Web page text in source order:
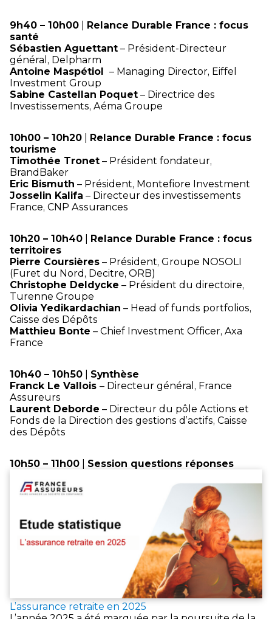
9h40 – 10h00
Relance Durable France : focus
santé
Sébastien Aguettant – Président-Directeur
général, Delpharm
Antoine Maspétiol – Managing Director, Eiffel
Investment Group
Sabine Castellan Poquet – Directrice des
Investissements, Aéma Groupe
10h00 – 10h20
Relance Durable France : focus
tourisme
Timothée Tronet – Président fondateur,
BrandBaker
Eric Bismuth – Président, Montefiore Investment
Josselin Kalifa – Directeur des investissements
France, CNP Assurances
10h20 – 10h40
Relance Durable France : focus
territoires
Pierre Coursières – Président, Groupe NOSOLI
(Furet du Nord, Decitre, ORB)
Christophe Deldycke – Président du directoire,
Turenne Groupe
Olivia Yedikardachian – Head of funds portfolios,
Caisse des Dépôts
Matthieu Bonte – Chief Investment Officer, Axa
France
10h40 – 10h50
Synthèse
Franck Le Vallois – Directeur général, France
Assureurs
Laurent Deborde – Directeur du pôle Actions et
Fonds de la Direction des gestions d’actifs, Caisse
des Dépôts
10h50 – 11h00 Session questions réponses
L’assurance retraite en 2025